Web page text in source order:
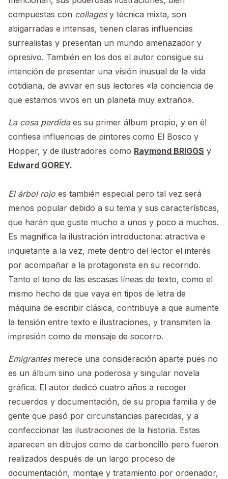
compuestas con collagesy técnica mixta, son
abigarradas e intensas, tienen claras influencias
surrealistas y presentan un mundo amenazador y
opresivo. También en los dos el autor consigue su
intención de presentar una visión inusual de la vida
cotidiana, de avivar en sus lectores «la conciencia de
que estamos vivos en un planeta muy extraño».
La cosa perdidaes su primer álbum propio, y en él
confiesa influencias de pintores como El Bosco y
Hopper, y de ilustradores como Raymond BRIGGS y
Edward GOREY.
El árbol rojo es también especial pero tal vez será
menos popular debido a su tema y sus características,
que harán que guste mucho a unos y poco a muchos.
Es magnífica la ilustración introductoria: atractiva e
inquietante a la vez, mete dentro del lector el interés
por acompañar a la protagonista en su recorrido.
Tanto el tono de las escasas líneas de texto, como el
mismo hecho de que vaya en tipos de letra de
máquina de escribir clásica, contribuye a que aumente
la tensión entre texto e ilustraciones, y transmiten la
impresión como de mensaje de socorro.
Emigrantes merece una consideración aparte pues no
es un álbum sino una poderosa y singular novela
gráfica. El autor dedicó cuatro años a recoger
recuerdos y documentación, de su propia familia y de
gente que pasó por circunstancias parecidas, y a
confeccionar las ilustraciones de la historia. Estas
aparecen en dibujos como de carboncillo pero fueron
realizados después de un largo proceso de
documentación, montaje y tratamiento por ordenador,